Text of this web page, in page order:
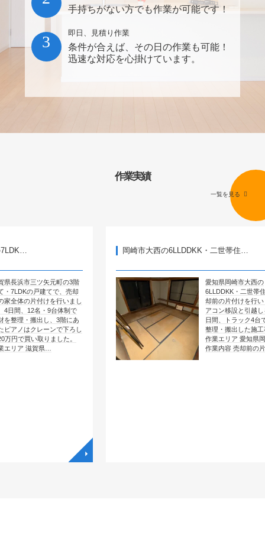
手持ちがない方でも作業が可能です！
即日、見積り作業
条件が合えば、その日の作業も可能！
迅速な対応を心掛けています。
3
作業実績
一覧を見る
元町の3階
てで、売却
を行いまし
9台体制で
、3階にあ
ンで下ろし
ました。
…
岡崎市大西の6LLDDKK・二世帯住…
愛知県岡崎市大西の
6LLDDKK・二世帯住宅で、売
却前の片付けを行いました。エ
アコン移設と引越しを含めて4
日間、トラック4台で全部屋を
整理・搬出した施工事例です。
作業エリア 愛知県岡崎市大西
作業内容 売却前の片付け …